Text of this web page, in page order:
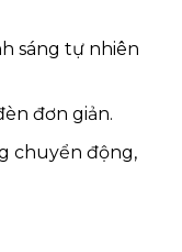
sáng tự nhiên
đơn giản.
chuyển động,